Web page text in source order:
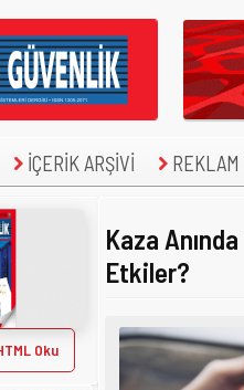
İÇERİK ARŞİVİ
Oku
Kaza
Etkiler?